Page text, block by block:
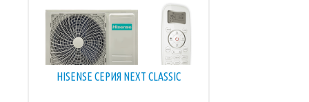
HISENSE СЕРИЯ NEXT CLASSIC